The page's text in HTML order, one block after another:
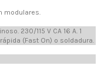
modulares.
230/115 V CA 16 A. 1
(Fast On) o soldadura.